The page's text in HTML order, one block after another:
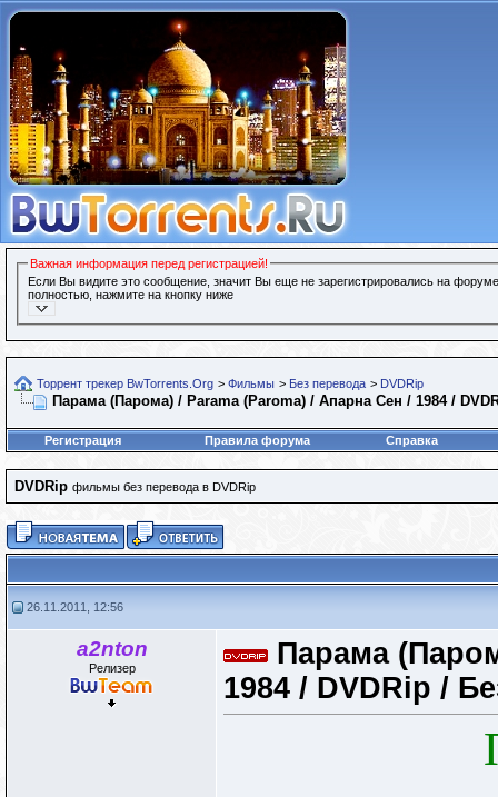
Важная информация перед регистрацией!
Если Вы видите это сообщение, значит Вы еще не зарегистрировались на
полностью, нажмите на кнопку ниже
Торрент трекер BwTorrents.Org > Фильмы > Без перевода > DVDRip
Парама (Парома) / Parama (Paroma) / Апарна Сен / 1984 /
Регистрация Правила форума Справка
DVDRip фильмы без перевода в DVDRip
26.11.2011, 12:56
a2nton
Релизер
Парама
1984 / DVDRip /